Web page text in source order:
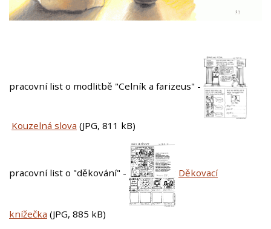
pracovní list o modlitbě "Celník a farizeus" -
Kouzelná slova (JPG, 811 kB)
pracovní list o "děkování" - Děkovací
knížečka (JPG, 885 kB)